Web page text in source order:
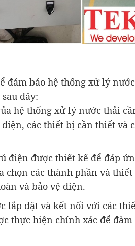
bảo hệ thống xử lý
đây:
hệ thống xử lý nước thải
các thiết bị cần thiết và
điện được thiết kế để đáp
chọn các thành phần và
và bảo vệ điện.
lắp đặt và kết nối với các
thực hiện chính xác để